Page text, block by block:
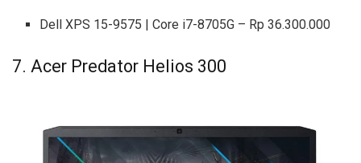
Dell XPS 15-9575 | Core i7-8705G – Rp 36.300.000
7. Acer Predator Helios 300